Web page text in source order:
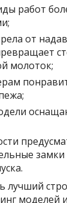
работ
от
молоток;